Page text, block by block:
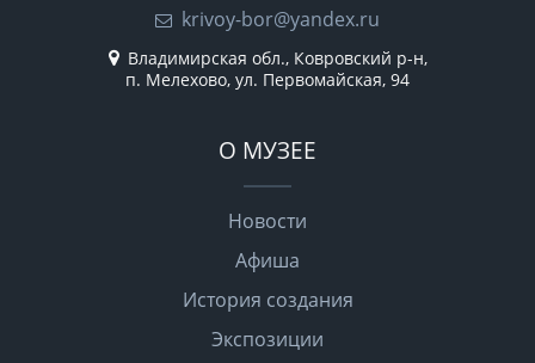
krivoy-bor@yandex.ru
Владимирская обл., Ковровский р-н,
п. Мелехово, ул. Первомайская, 94
О МУЗЕЕ
Новости
Афиша
История создания
Экспозиции